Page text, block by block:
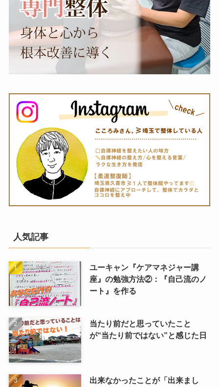
人気記事
ユーキャン『ケアマネジャー講
座』の勉強方法②：『自己流のノ
ート』を作る
当たり前だと思っていたこと
が“当たり前ではない”と感じた日
出来なかったことが「出来まし